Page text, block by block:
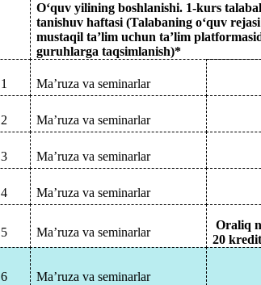
O‘quv yilining boshlanishi. 1-kurs
tanishuv haftasi (Talabaning o‘quv
mustaqil ta’lim uchun ta’lim
guruhlargataqsimlanish)*
1 Ma’ruza va seminarlar
2 Ma’ruza va seminarlar
3 Ma’ruza va seminarlar
4 Ma’ruza va seminarlar
5 Ma’ruza va seminarlar
Oraliq
20
6 Ma’ruza va seminarlar